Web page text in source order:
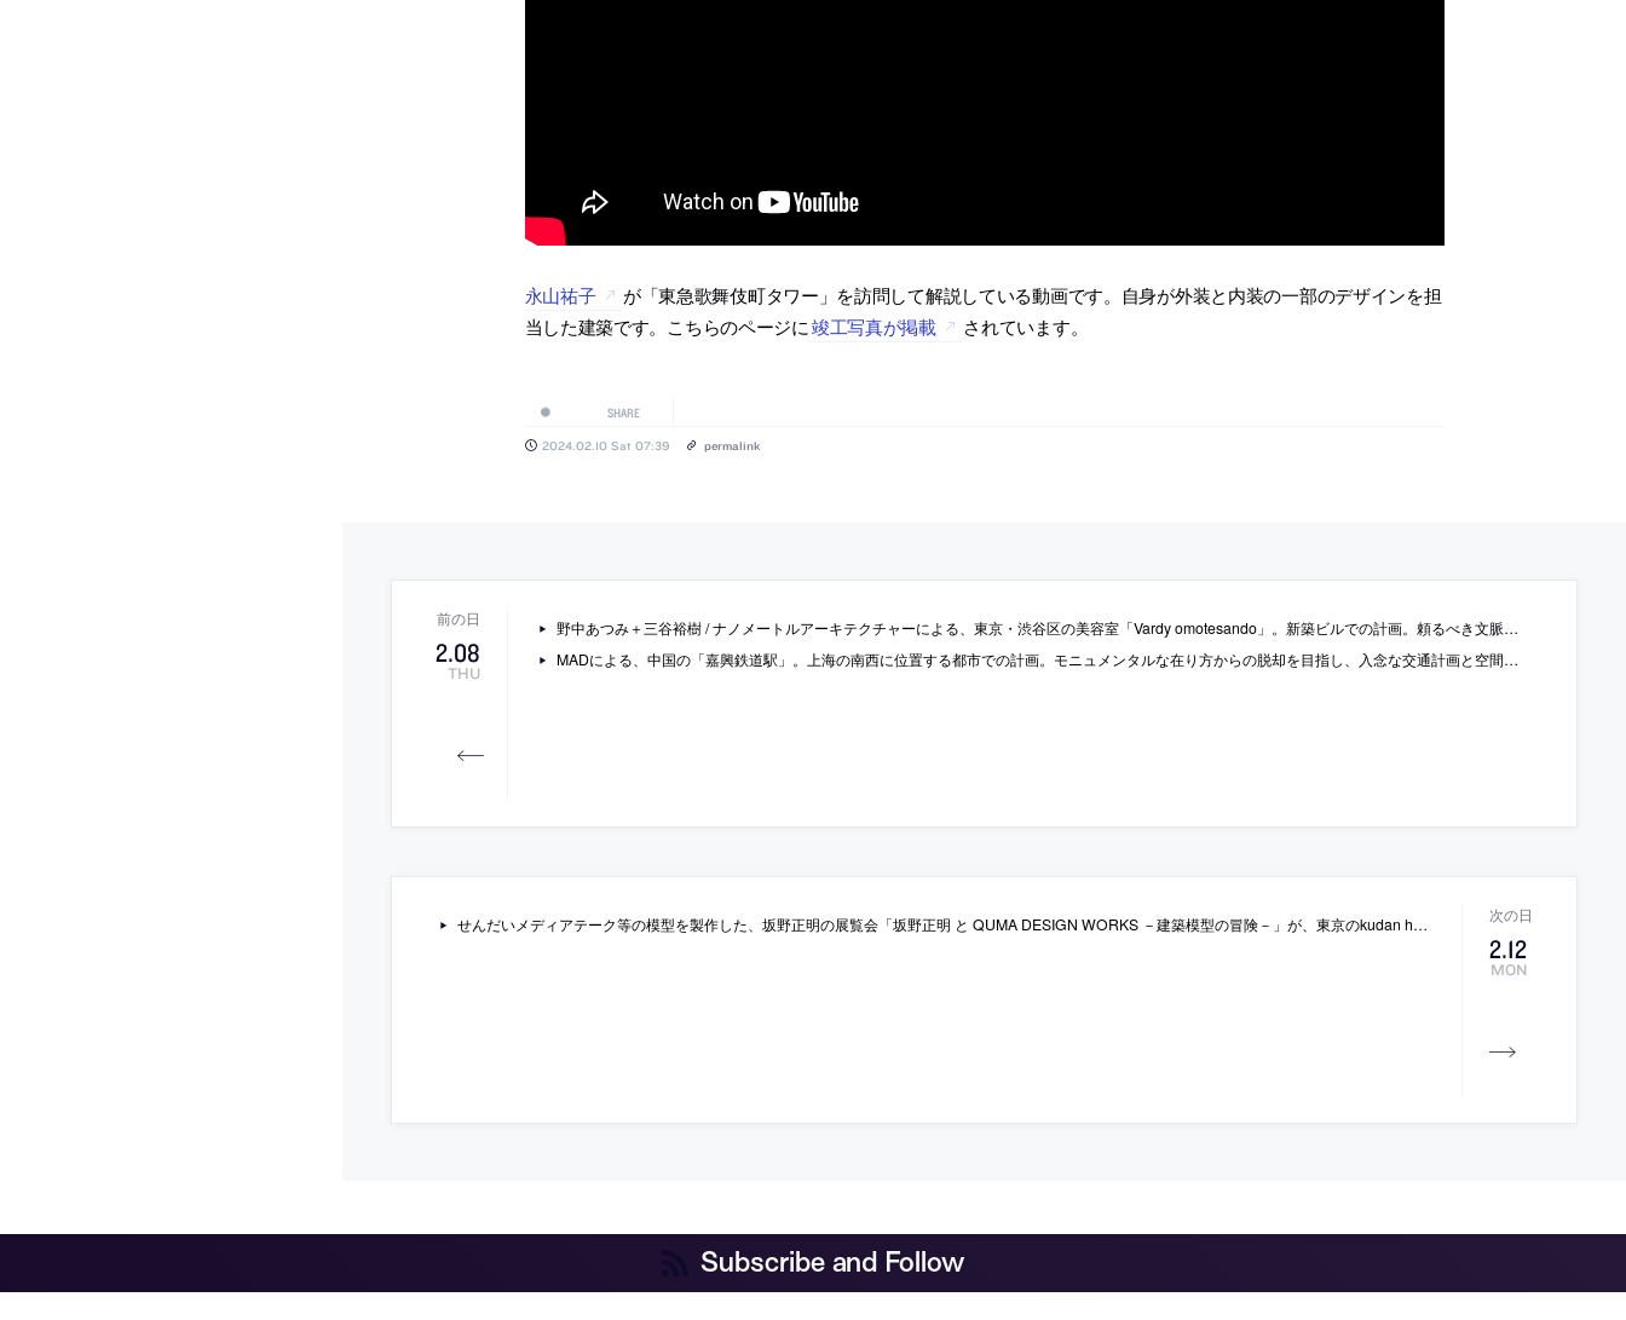
永山祐子
が「東急歌舞伎町タワー」を訪問して解説している動画です。自身が外装と内装の一部のデザインを担
当した建築です。こちらのページに竣工写真が掲載 されています。
SHARE
2024.02.10 Sat 07:39 permalink
2.08
THU
野中あつみ＋三谷裕樹 / ナノメートルアーキテクチャーによる、東京・渋谷区の美容室「Vardy omotesando」。新築ビルでの計画。頼るべき文脈が希薄な中で、幾何学と寸法を頼りにして8席のセット面を“屏風の様に”納める空間を考案。鏡・開口・タイル壁からなる什器は鏡像と実像を混合し“実際以上の奥行き”も生み出す
MADによる、中国の「嘉興鉄道駅」。上海の南西に位置する都市での計画。モニュメンタルな在り方からの脱却を目指し、入念な交通計画と空間の垂直利用で周辺環境と接続する建築を考案。地域の歴史への敬意も意図して一部で過去の駅舎を原寸で再現する
2.12
MON
せんだいメディアテーク等の模型を製作した、坂野正明の展覧会「坂野正明 と QUMA DESIGN WORKS －建築模型の冒険－」が、東京のkudan houseで開催
Subscribe and Follow